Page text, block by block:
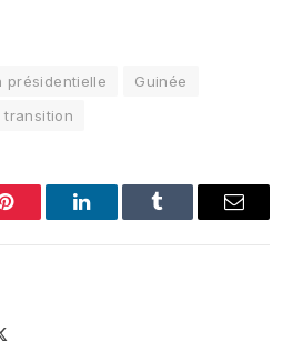
présidentielle
Guinée
transition
Pinterest LinkedInTumblr Email